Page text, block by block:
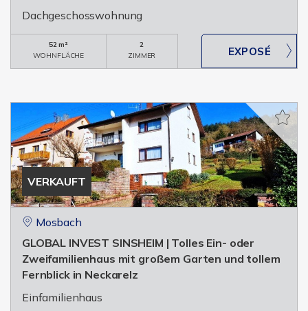
Dachgeschosswohnung
52 m²
WOHNFLÄCHE
2
ZIMMER
VERKAUFT
Mosbach
GLOBAL INVEST SINSHEIM | Tolles Ein- oder
Zweifamilienhaus mit großem Garten und tollem
Fernblick in Neckarelz
Einfamilienhaus